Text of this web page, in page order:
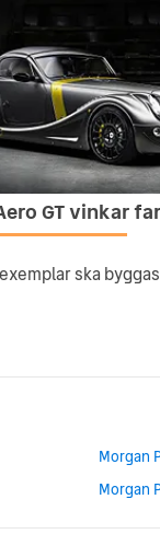
GT vinkar
ska
Morgan
Morgan